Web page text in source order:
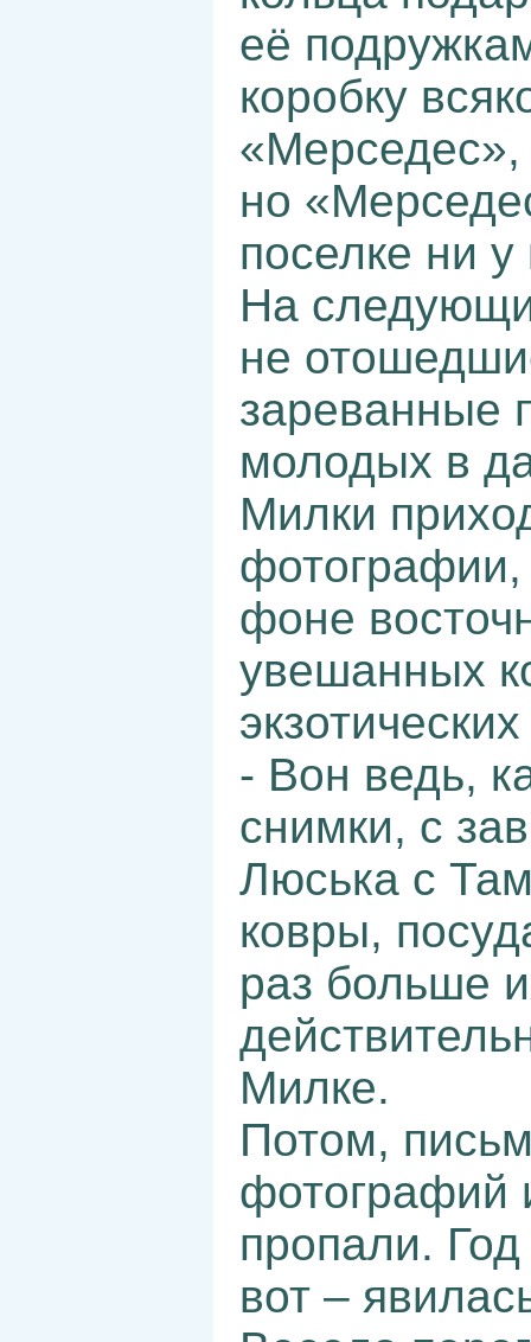
её
коробку
но
поселке ни
На
не
зареванные
молодых в
Милки
фотографии,
фоне
увешанных
- Вон ведь,
снимки, с
Люська с
ковры,
раз больше
Милке.
Потом,
фотографий
пропали.
вот –